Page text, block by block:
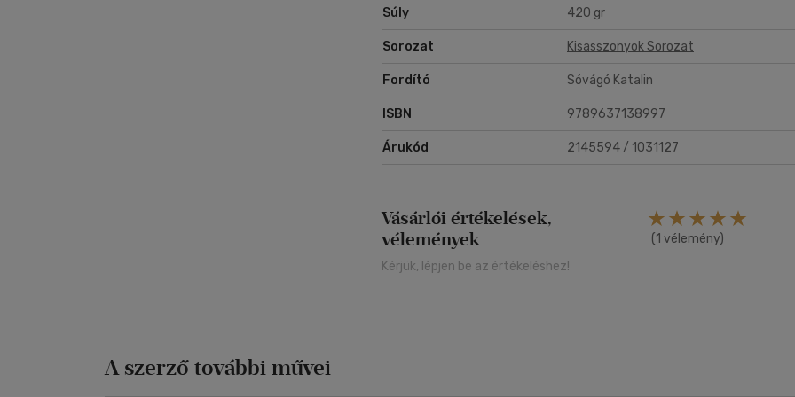
Súly 420 gr
Sorozat Kisasszonyok Sorozat
Fordító Sóvágó Katalin
ISBN 9789637138997
Árukód 2145594 / 1031127
Vásárlói értékelések,
vélemények
(1 vélemény)
Kérjük, lépjen be az értékeléshez!
A szerző további művei